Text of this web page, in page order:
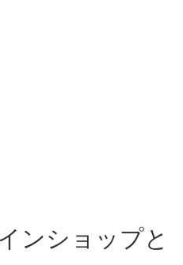
ンショップと